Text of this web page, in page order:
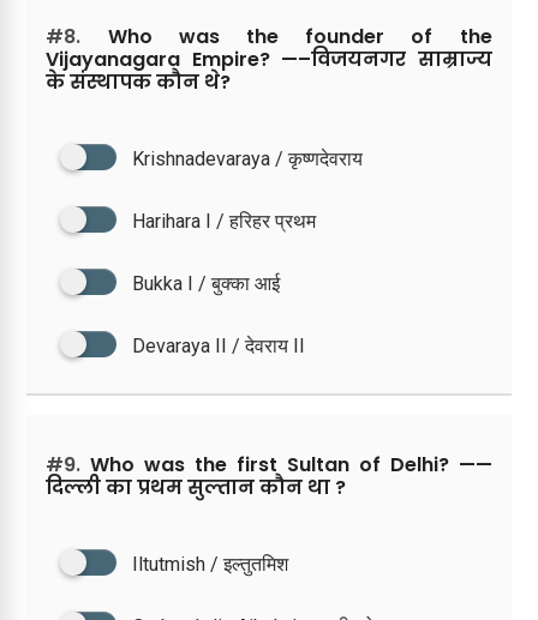
#8. Who was the founder of the
Vijayanagara Empire? —–विजयनगर साम्राज्य
के संस्थापक कौन थे?
Krishnadevaraya / कृष्णदेवराय
Harihara I / हरिहर प्रथम
Bukka I / बुक्का आई
Devaraya II / देवराय II
#9. Who was the first Sultan of Delhi? ——
दिल्ली का प्रथम सुल्तान कौन था ?
Iltutmish / इल्तुतमिश